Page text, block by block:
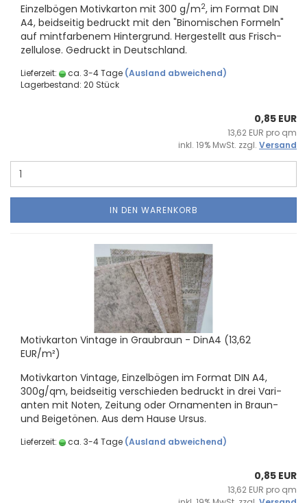
Ein­zel­bö­gen Mo­tiv­kar­ton mit 300 g/m2, im For­mat DIN
A4, beid­sei­tig be­druckt mit den "Bi­no­mi­schen For­meln"
auf mint­far­be­nem Hin­ter­grund. Her­ge­stellt aus Frisch­
zel­lu­lo­se. Ge­druckt in Deutsch­land.
Lieferzeit: ca. 3-4 Tage (Ausland abweichend)
Lagerbestand: 20 Stück
0,85 EUR
13,62 EUR pro qm
inkl. 19% MwSt. zzgl. Versand
IN DEN WARENKORB
Mo­tiv­kar­ton Vin­ta­ge in Grau­braun - DinA4 (13,62
EUR/m²)
Mo­tiv­kar­ton Vin­ta­ge, Ein­zel­bö­gen im For­mat DIN A4,
300g/qm, beid­sei­tig ver­schie­den be­druckt in drei Va­ri­
an­ten mit Noten, Zei­tung oder Or­na­men­ten in Braun-​
und Bei­ge­tö­nen. Aus dem Hause Ursus.
Lieferzeit: ca. 3-4 Tage (Ausland abweichend)
0,85 EUR
13,62 EUR pro qm